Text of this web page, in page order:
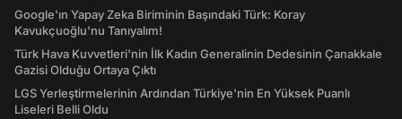
Google'ın Yapay Zeka Biriminin Başındaki Türk: Koray
Kavukçuoğlu'nu Tanıyalım!
Türk Hava Kuvvetleri'nin İlk Kadın Generalinin Dedesinin Çanakkale
Gazisi Olduğu Ortaya Çıktı
LGS Yerleştirmelerinin Ardından Türkiye'nin En Yüksek Puanlı
Liseleri Belli Oldu